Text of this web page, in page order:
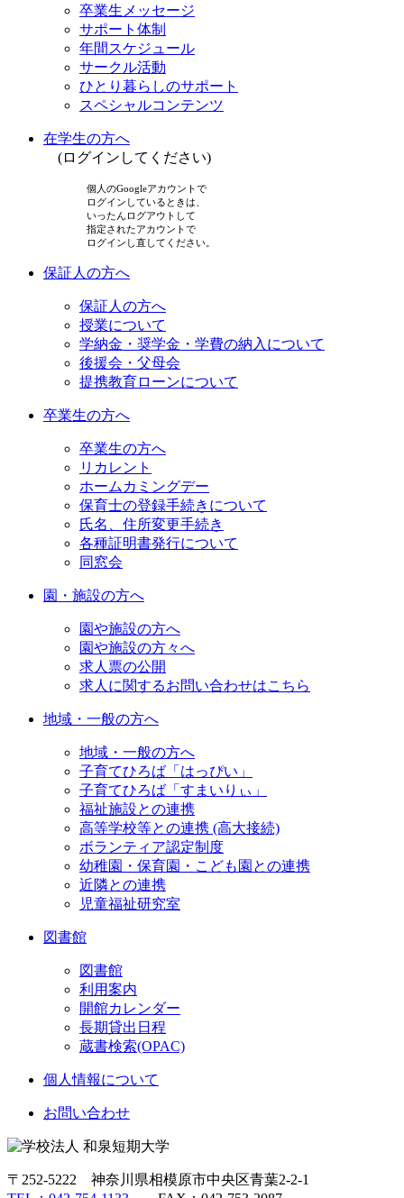
卒業生メッセージ
サポート体制
年間スケジュール
サークル活動
ひとり暮らしのサポート
スペシャルコンテンツ
在学生の方へ
(ログインしてください)
個人のGoogleアカウントで
ログインしているときは、
いったんログアウトして
指定されたアカウントで
ログインし直してください。
保証人の方へ
保証人の方へ
授業について
学納金・奨学金・学費の納入について
後援会・父母会
提携教育ローンについて
卒業生の方へ
卒業生の方へ
リカレント
ホームカミングデー
保育士の登録手続きについて
氏名、住所変更手続き
各種証明書発行について
同窓会
園・施設の方へ
園や施設の方へ
園や施設の方々へ
求人票の公開
求人に関するお問い合わせはこちら
地域・一般の方へ
地域・一般の方へ
子育てひろば「はっぴい」
子育てひろば「すまいりぃ」
福祉施設との連携
高等学校等との連携 (高大接続)
ボランティア認定制度
幼稚園・保育園・こども園との連携
近隣との連携
児童福祉研究室
図書館
図書館
利用案内
開館カレンダー
長期貸出日程
蔵書検索(OPAC)
個人情報について
お問い合わせ
〒252-5222 神奈川県相模原市中央区青葉2-2-1